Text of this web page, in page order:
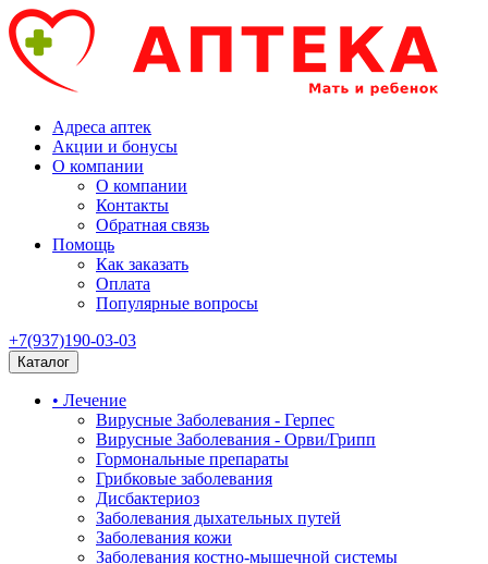
Адреса аптек
Акции и бонусы
О компании
О компании
Контакты
Обратная связь
Помощь
Как заказать
Оплата
Популярные вопросы
+7(937)190-03-03
Каталог
• Лечение
Вирусные Заболевания - Герпес
Вирусные Заболевания - Орви/Грипп
Гормональные препараты
Грибковые заболевания
Дисбактериоз
Заболевания дыхательных путей
Заболевания кожи
Заболевания костно-мышечной системы